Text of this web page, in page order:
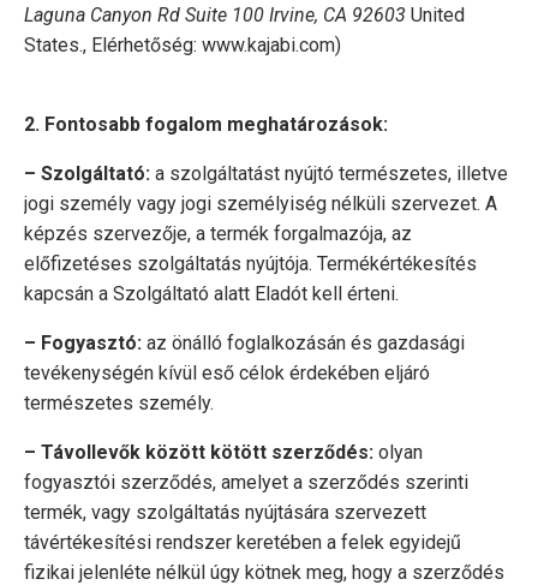
Laguna Canyon Rd Suite 100 Irvine, CA 92603 United
States., Elérhetőség: ​www.kajabi.com)
2. Fontosabb fogalom meghatározások:
– Szolgáltató: a szolgáltatást nyújtó természetes, illetve
jogi személy vagy jogi személyiség nélküli szervezet. A
képzés szervezője, a termék forgalmazója, az
előfizetéses szolgáltatás nyújtója. Termékértékesítés
kapcsán a Szolgáltató alatt Eladót kell érteni.
– Fogyasztó: az önálló foglalkozásán és gazdasági
tevékenységén kívül eső célok érdekében eljáró
természetes személy.
– Távollevők között kötött szerződés: olyan
fogyasztói szerződés, amelyet a szerződés szerinti
termék, vagy szolgáltatás nyújtására szervezett
távértékesítési rendszer keretében a felek egyidejű
fizikai jelenléte nélkül úgy kötnek meg, hogy a szerződés